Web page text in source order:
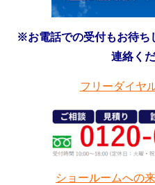
※お電話での受付もお待ち
連絡く
フリーダイヤ
ショールームへの